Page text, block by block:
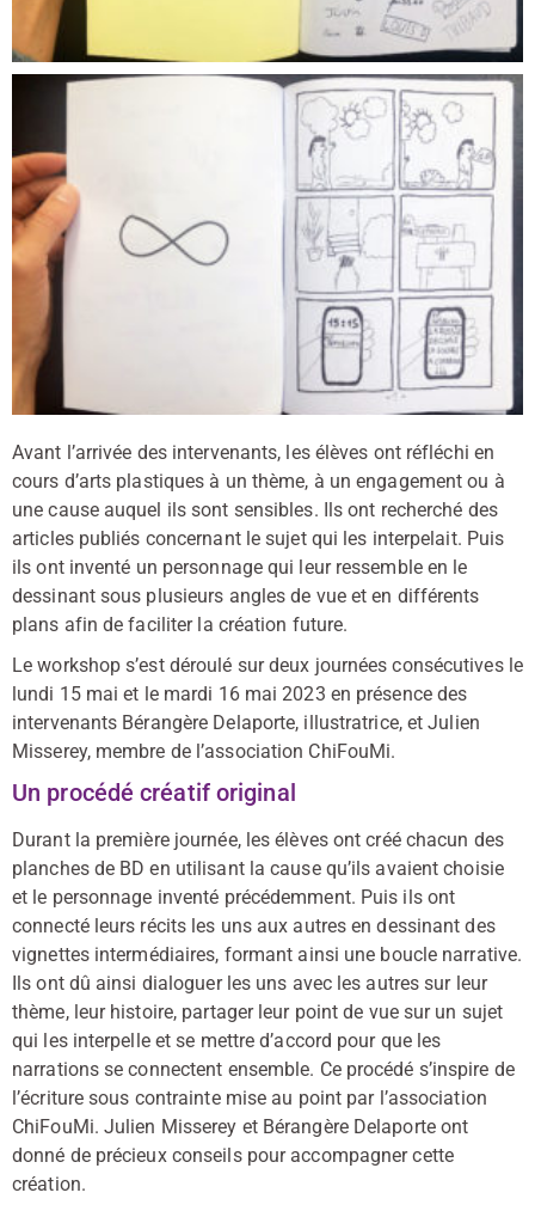
Avant l’arrivée des intervenants, les élèves ont réfléchi en
cours d’arts plastiques à un thème, à un engagement ou à
une cause auquel ils sont sensibles. Ils ont recherché des
articles publiés concernant le sujet qui les interpelait. Puis
ils ont inventé un personnage qui leur ressemble en le
dessinant sous plusieurs angles de vue et en différents
plans afin de faciliter la création future.
Le workshop s’est déroulé sur deux journées consécutives le
lundi 15 mai et le mardi 16 mai 2023 en présence des
intervenants Bérangère Delaporte, illustratrice, et Julien
Misserey, membre de l’association ChiFouMi.
Un procédé créatif original
Durant la première journée, les élèves ont créé chacun des
planches de BD en utilisant la cause qu’ils avaient choisie
et le personnage inventé précédemment. Puis ils ont
connecté leurs récits les uns aux autres en dessinant des
vignettes intermédiaires, formant ainsi une boucle narrative.
Ils ont dû ainsi dialoguer les uns avec les autres sur leur
thème, leur histoire, partager leur point de vue sur un sujet
qui les interpelle et se mettre d’accord pour que les
narrations se connectent ensemble. Ce procédé s’inspire de
l’écriture sous contrainte mise au point par l’association
ChiFouMi. Julien Misserey et Bérangère Delaporte ont
donné de précieux conseils pour accompagner cette
création.